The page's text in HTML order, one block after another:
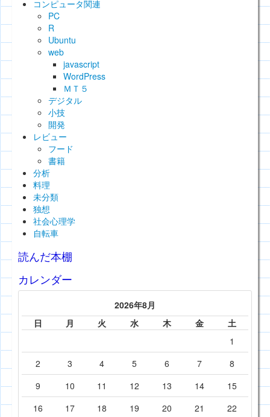
コンピュータ関連
PC
R
Ubuntu
web
javascript
WordPress
ＭＴ５
デジタル
小技
開発
レビュー
フード
書籍
分析
料理
未分類
独想
社会心理学
自転車
読んだ本棚
カレンダー
2026年8月
日
月 火 水 木 金 土
1
2
3 4 5 6 7
8
9
10 11 12 13 14
15
16
17 18 19 20 21
22